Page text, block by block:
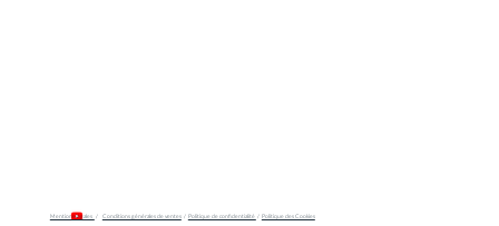
Mentions légales / Conditions générales de ventes/ Politique de confidentialité / Politique des Cookies